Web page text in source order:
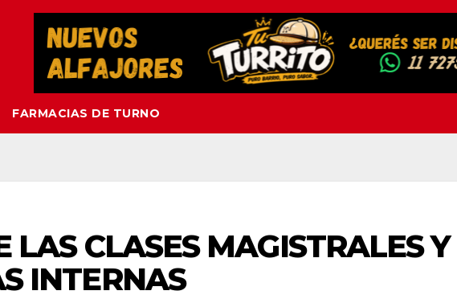
FARMACIAS DE TURNO
LAS CLASES MAGISTRALES Y
INTERNAS